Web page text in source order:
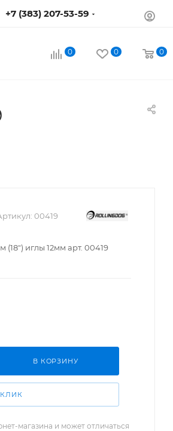
+7 (383) 207-53-59
0 0 0
00419
иглы 12мм арт. 00419
В КОРЗИНУ
КЛИК
магазина и может отличаться